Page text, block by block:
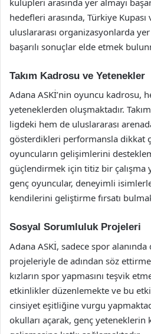
hedefleri arasında, Türkiye
uluslararası organizasyonlarda
başarılı sonuçlar elde etmek
Takım Kadrosu ve Yetenekler
Adana ASKİ’nin oyuncu kadrosu,
yeteneklerden oluşmaktadır.
ligdeki hem de uluslararası
gösterdikleri performansla dikkat
oyuncuların gelişimlerini
güçlendirmek için titiz bir çalışma
genç oyuncular, deneyimli
kendilerini geliştirme fırsatı
Sosyal Sorumluluk Projeleri
Adana ASKİ, sadece spor
projeleriyle de adından söz
kızların spor yapmasını teşvik
etkinlikler düzenlemekte ve bu
cinsiyet eşitliğine vurgu
okulları açarak, genç yeteneklerin